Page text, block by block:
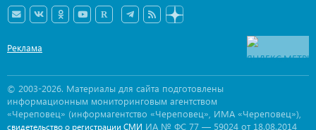
Реклама
© 2003-2026. Материалы для сайта подготовлены
информационным мониторинговым агентством
«Череповец» (информагентство «Череповец», ИМА «Череповец»),
свидетельство о регистрации СМИ ИА № ФС 77 — 59024 от 18.08.2014